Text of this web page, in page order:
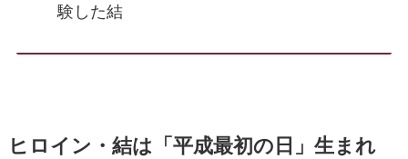
験した結
ヒロイン・結は「平成最初の日」生まれ